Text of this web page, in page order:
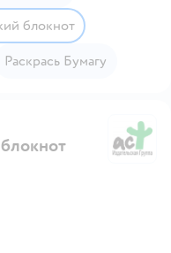
блокнот
Раскрась Бумагу